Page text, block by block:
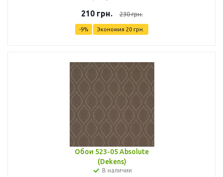
210грн. 230грн.
-9% Экономия 20 грн.
Обои 523-05 Absolute
(Dekens)
В наличии